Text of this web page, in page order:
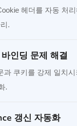
헤더를 자동 처
.
인딩 문제 해결
과 쿠키를 강제 일치
.
갱신 자동화